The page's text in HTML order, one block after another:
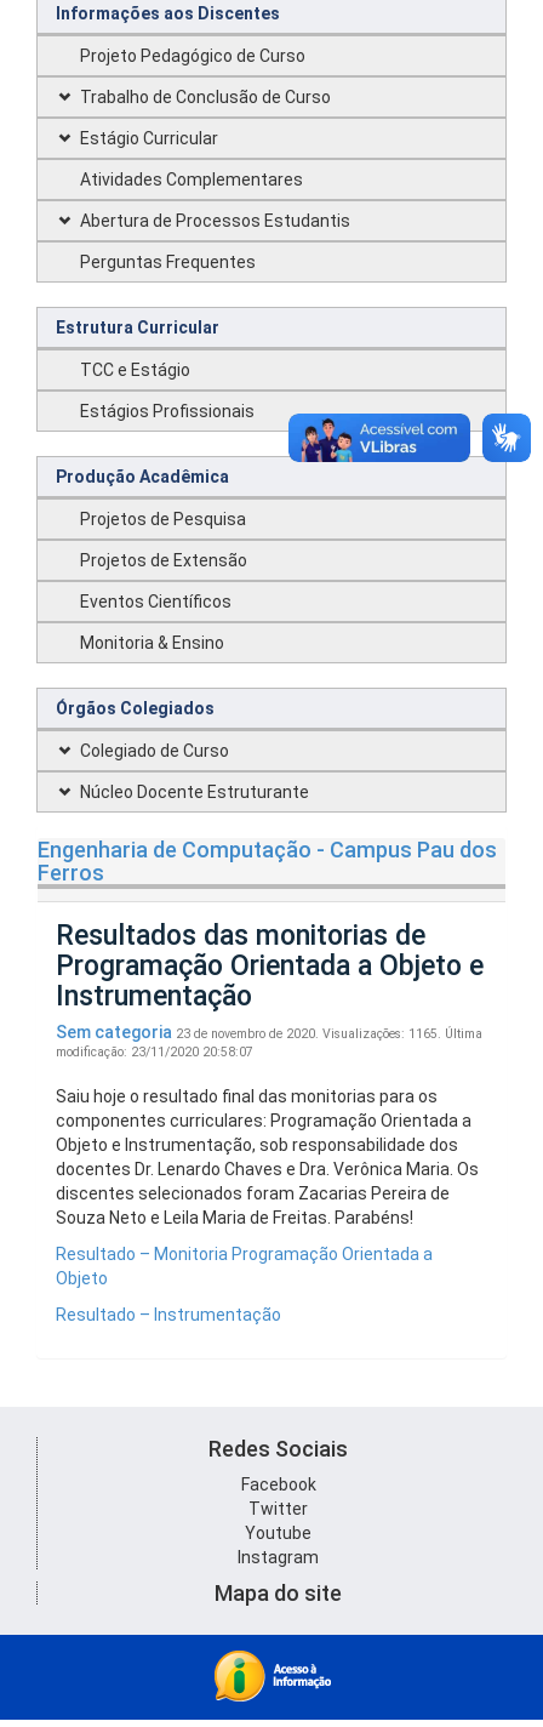
Informações aos Discentes
Projeto Pedagógico de Curso
Trabalho de Conclusão de Curso
Estágio Curricular
Atividades Complementares
Abertura de Processos Estudantis
Perguntas Frequentes
Estrutura Curricular
TCC e Estágio
Estágios Profissionais
Produção Acadêmica
Projetos de Pesquisa
Projetos de Extensão
Eventos Científicos
Monitoria & Ensino
Órgãos Colegiados
Colegiado de Curso
Núcleo Docente Estruturante
Engenharia de Computação - Campus Pau dos
Ferros
Resultados das monitorias de
Programação Orientada a Objeto e
Instrumentação
Sem categoria 23 de novembro de 2020. Visualizações: 1165. Última
modificação: 23/11/2020 20:58:07
Saiu hoje o resultado final das monitorias para os
componentes curriculares: Programação Orientada a
Objeto e Instrumentação, sob responsabilidade dos
docentes Dr. Lenardo Chaves e Dra. Verônica Maria. Os
discentes selecionados foram Zacarias Pereira de
Souza Neto e Leila Maria de Freitas. Parabéns!
Resultado – Monitoria Programação Orientada a
Objeto
Resultado – Instrumentação
Redes Sociais
Facebook
Twitter
Youtube
Instagram
Mapa do site